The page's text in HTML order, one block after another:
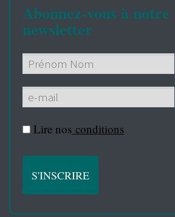
Abonnez-vous à notre
newsletter
Lire nos conditions